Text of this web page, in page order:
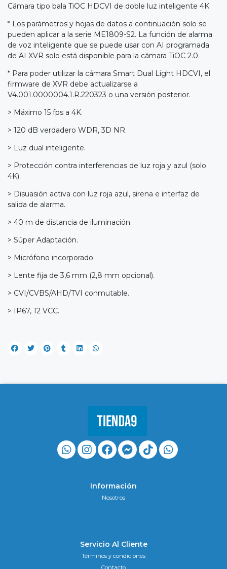
Cámara tipo bala TiOC HDCVI de doble luz inteligente 4K
* Los parámetros y hojas de datos a continuación solo se
pueden aplicar a la serie ME1809-S2. La función de alarma
de voz inteligente que se puede usar con AI programada
de AI XVR solo está disponible para la cámara TiOC 2.0.
* Para poder utilizar la cámara Smart Dual Light HDCVI, el
firmware de XVR debe actualizarse a
V4.001.0000004.1.R.220323 o una versión posterior.
> Máximo 15 fps a 4K.
> 120 dB verdadero WDR, 3D NR.
> Luz dual inteligente.
> Protección contra interferencias de luz roja y azul (solo
4K).
> Disuasión activa con luz roja azul, sirena e interfaz de
salida de alarma.
> 40 m de distancia de iluminación.
> Súper Adaptación.
> Micrófono incorporado.
> Lente fija de 3,6 mm (2,8 mm opcional).
> CVI/CVBS/AHD/TVI conmutable.
> IP67, 12 VCC.
Información
Nosotros
Servicio Al Cliente
Términos y condiciones
Contacto